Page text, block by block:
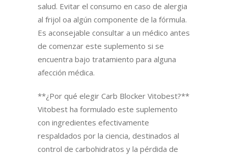
salud. Evitar el consumo en caso de alergia
al frijol oa algún componente de la fórmula.
Es aconsejable consultar a un médico antes
de comenzar este suplemento si se
encuentra bajo tratamiento para alguna
afección médica.
**¿Por qué elegir Carb Blocker Vitobest?**
Vitobest ha formulado este suplemento
con ingredientes efectivamente
respaldados por la ciencia, destinados al
control de carbohidratos y la pérdida de